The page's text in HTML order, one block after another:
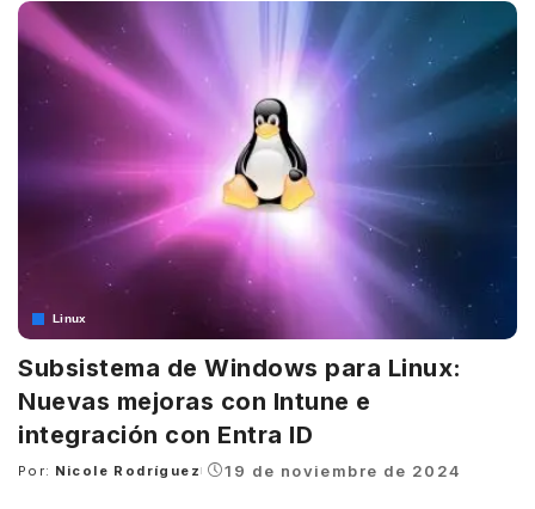
Linux
Subsistema de Windows para Linux:
Nuevas mejoras con Intune e
integración con Entra ID
Posted
Por: Nicole Rodríguez 19 de noviembre de 2024